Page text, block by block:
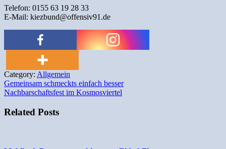
Telefon: 0155 63 19 28 33
E-Mail: kiezbund@offensiv91.de
Category: Allgemein
Beitragsnavigation
Gemeinsam schmeckts einfach besser
Nachbarschaftsfest im Kosmosviertel
Related Posts